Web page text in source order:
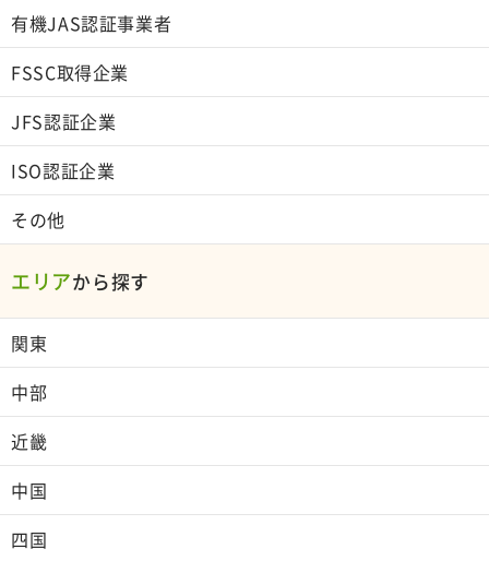
有機JAS認証事業者
FSSC取得企業
JFS認証企業
ISO認証企業
その他
エリアから探す
関東
中部
近畿
中国
四国